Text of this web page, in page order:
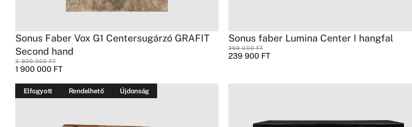
Sonus Faber Vox G1 Centersugárzó GRAFIT
Second hand
3 800 000FT
1 900 000 FT
Sonus faber Lumina Center I hangfal
369 000FT
239 900 FT
Elfogyott Rendelhető Újdonság